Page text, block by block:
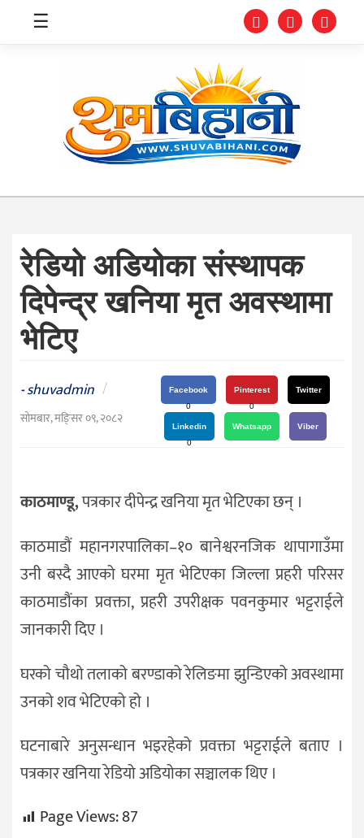
स्वास्थ्य
शिक्षा
संघीय
प्रविधि
जीवनशैली
दर्शन
/
संस्कृति
राजनीति
☰
रेडियो अडियोका संस्थापक
दिपेन्द्र खनिया मृत अवस्थामा
भेटिए
-shuvadmin /
सोमबार, मङि्सर ०९, २०८२
Facebook
0
Pinterest
0
Twitter
Linkedin
0
Whatsapp Viber
काठमाण्डू,पत्रकार दीपेन्द्र खनिया मृत भेटिएका छन् ।
काठमाडौं महानगरपालिका–१० बानेश्वरनजिक थापागाउँमा
उनी बस्दै आएको घरमा मृत भेटिएका जिल्ला प्रहरी परिसर
काठमाडौंका प्रवक्ता, प्रहरी उपरीक्षक पवनकुमार भट्टराईले
जानकारी दिए ।
घरको चौथो तलाको बरण्डाको रेलिङमा झुन्डिएको अवस्थामा
उनको शव भेटिएको हो ।
घटनाबारे अनुसन्धान भइरहेको प्रवक्ता भट्टराईले बताए ।
पत्रकार खनिया रेडियो अडियोका सञ्चालक थिए ।
Page Views:87